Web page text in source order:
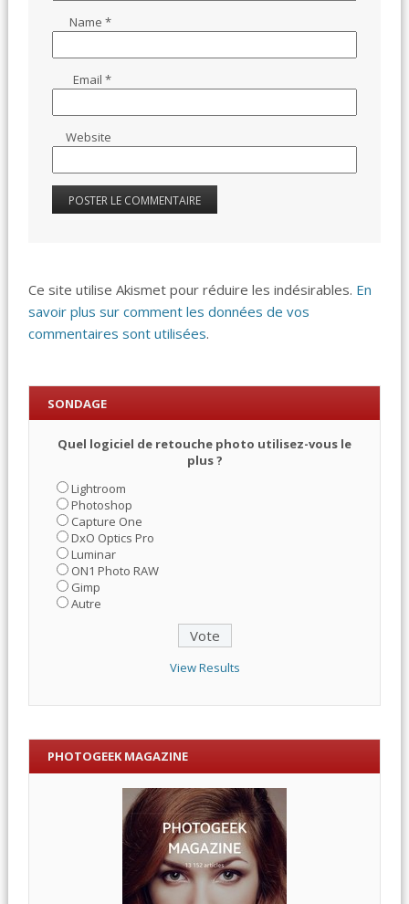
Name*
Email*
Website
Ce site utilise Akismet pour réduire les indésirables. En
savoir plus sur comment les données de vos
commentaires sont utilisées.
SONDAGE
Quel logiciel de retouche photo utilisez-vous le
plus ?
Lightroom
Photoshop
Capture One
DxO Optics Pro
Luminar
ON1 Photo RAW
Gimp
Autre
View Results
PHOTOGEEK MAGAZINE